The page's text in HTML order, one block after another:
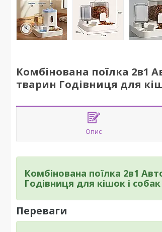
Комбінована поїлка 2в1
тварин Годівниця для
Опис
Комбінована поїлка 2в1
Годівниця для кішок і собак
Переваги